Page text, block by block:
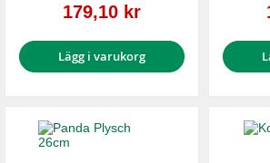
Reapris
179,10 kr
Lägg i varukorg